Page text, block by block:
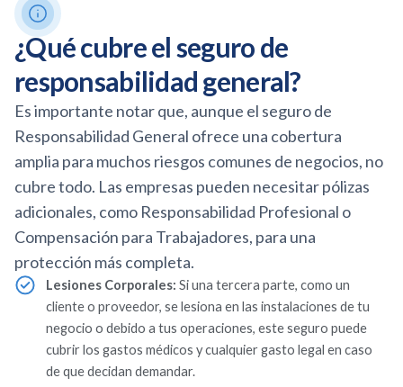
¿Qué cubre el seguro de
responsabilidad general?
Es importante notar que, aunque el seguro de
Responsabilidad General ofrece una cobertura
amplia para muchos riesgos comunes de negocios, no
cubre todo. Las empresas pueden necesitar pólizas
adicionales, como Responsabilidad Profesional o
Compensación para Trabajadores, para una
protección más completa.
Lesiones Corporales: Si una tercera parte, como un
cliente o proveedor, se lesiona en las instalaciones de tu
negocio o debido a tus operaciones, este seguro puede
cubrir los gastos médicos y cualquier gasto legal en caso
de que decidan demandar.